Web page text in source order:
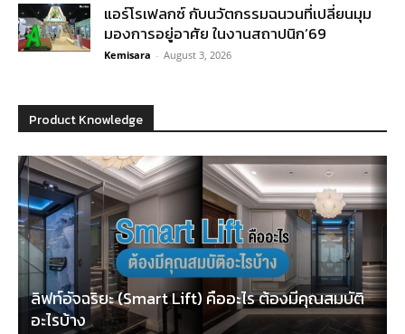
แอร์โรเฟลกซ์ กับนวัตกรรมฉนวนที่เปลี่ยนมุม
มองการอยู่อาศัย ในงานสถาปนิก’69
Kemisara - August 3, 2026
Product Knowledge
ลิฟท์อัจฉริยะ (Smart Lift) คืออะไร ต้องมีคุณสมบัติ
อะไรบ้าง